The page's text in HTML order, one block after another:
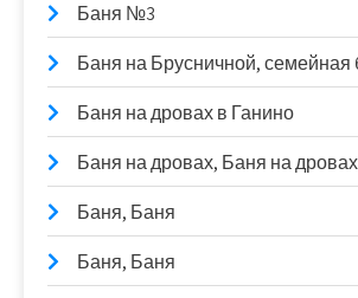
Баня №3
Баня на Брусничной, семейная
Баня на дровах в Ганино
Баня на дровах, Баня на дровах
Баня, Баня
Баня, Баня